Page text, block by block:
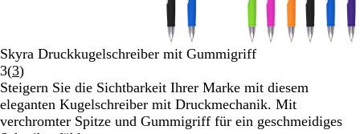
zum
und
die
Pfeiltasten
und
zum
und
die
Pfeiltasten
und
und
Pfeiltasten
Skyra Druckkugelschreiber mit Gummigriff
3(3Bewertungen
3
lesen
)
Steigern Sie die Sichtbarkeit Ihrer Marke mit diesem
eleganten Kugelschreiber mit Druckmechanik. Mit
verchromter Spitze und Gummigriff für ein geschmeidiges